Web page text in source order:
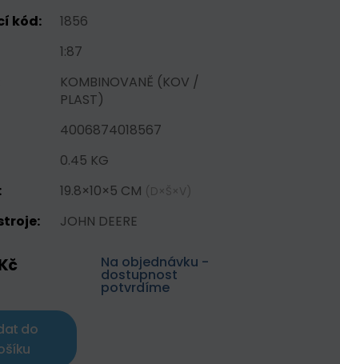
kód:
1856
1:87
KOMBINOVANĚ (KOV /
PLAST)
4006874018567
0.45 KG
19.8×10×5 CM (D×Š×V)
JOHN DEERE
Na objednávku -
dostupnost
potvrdíme
do